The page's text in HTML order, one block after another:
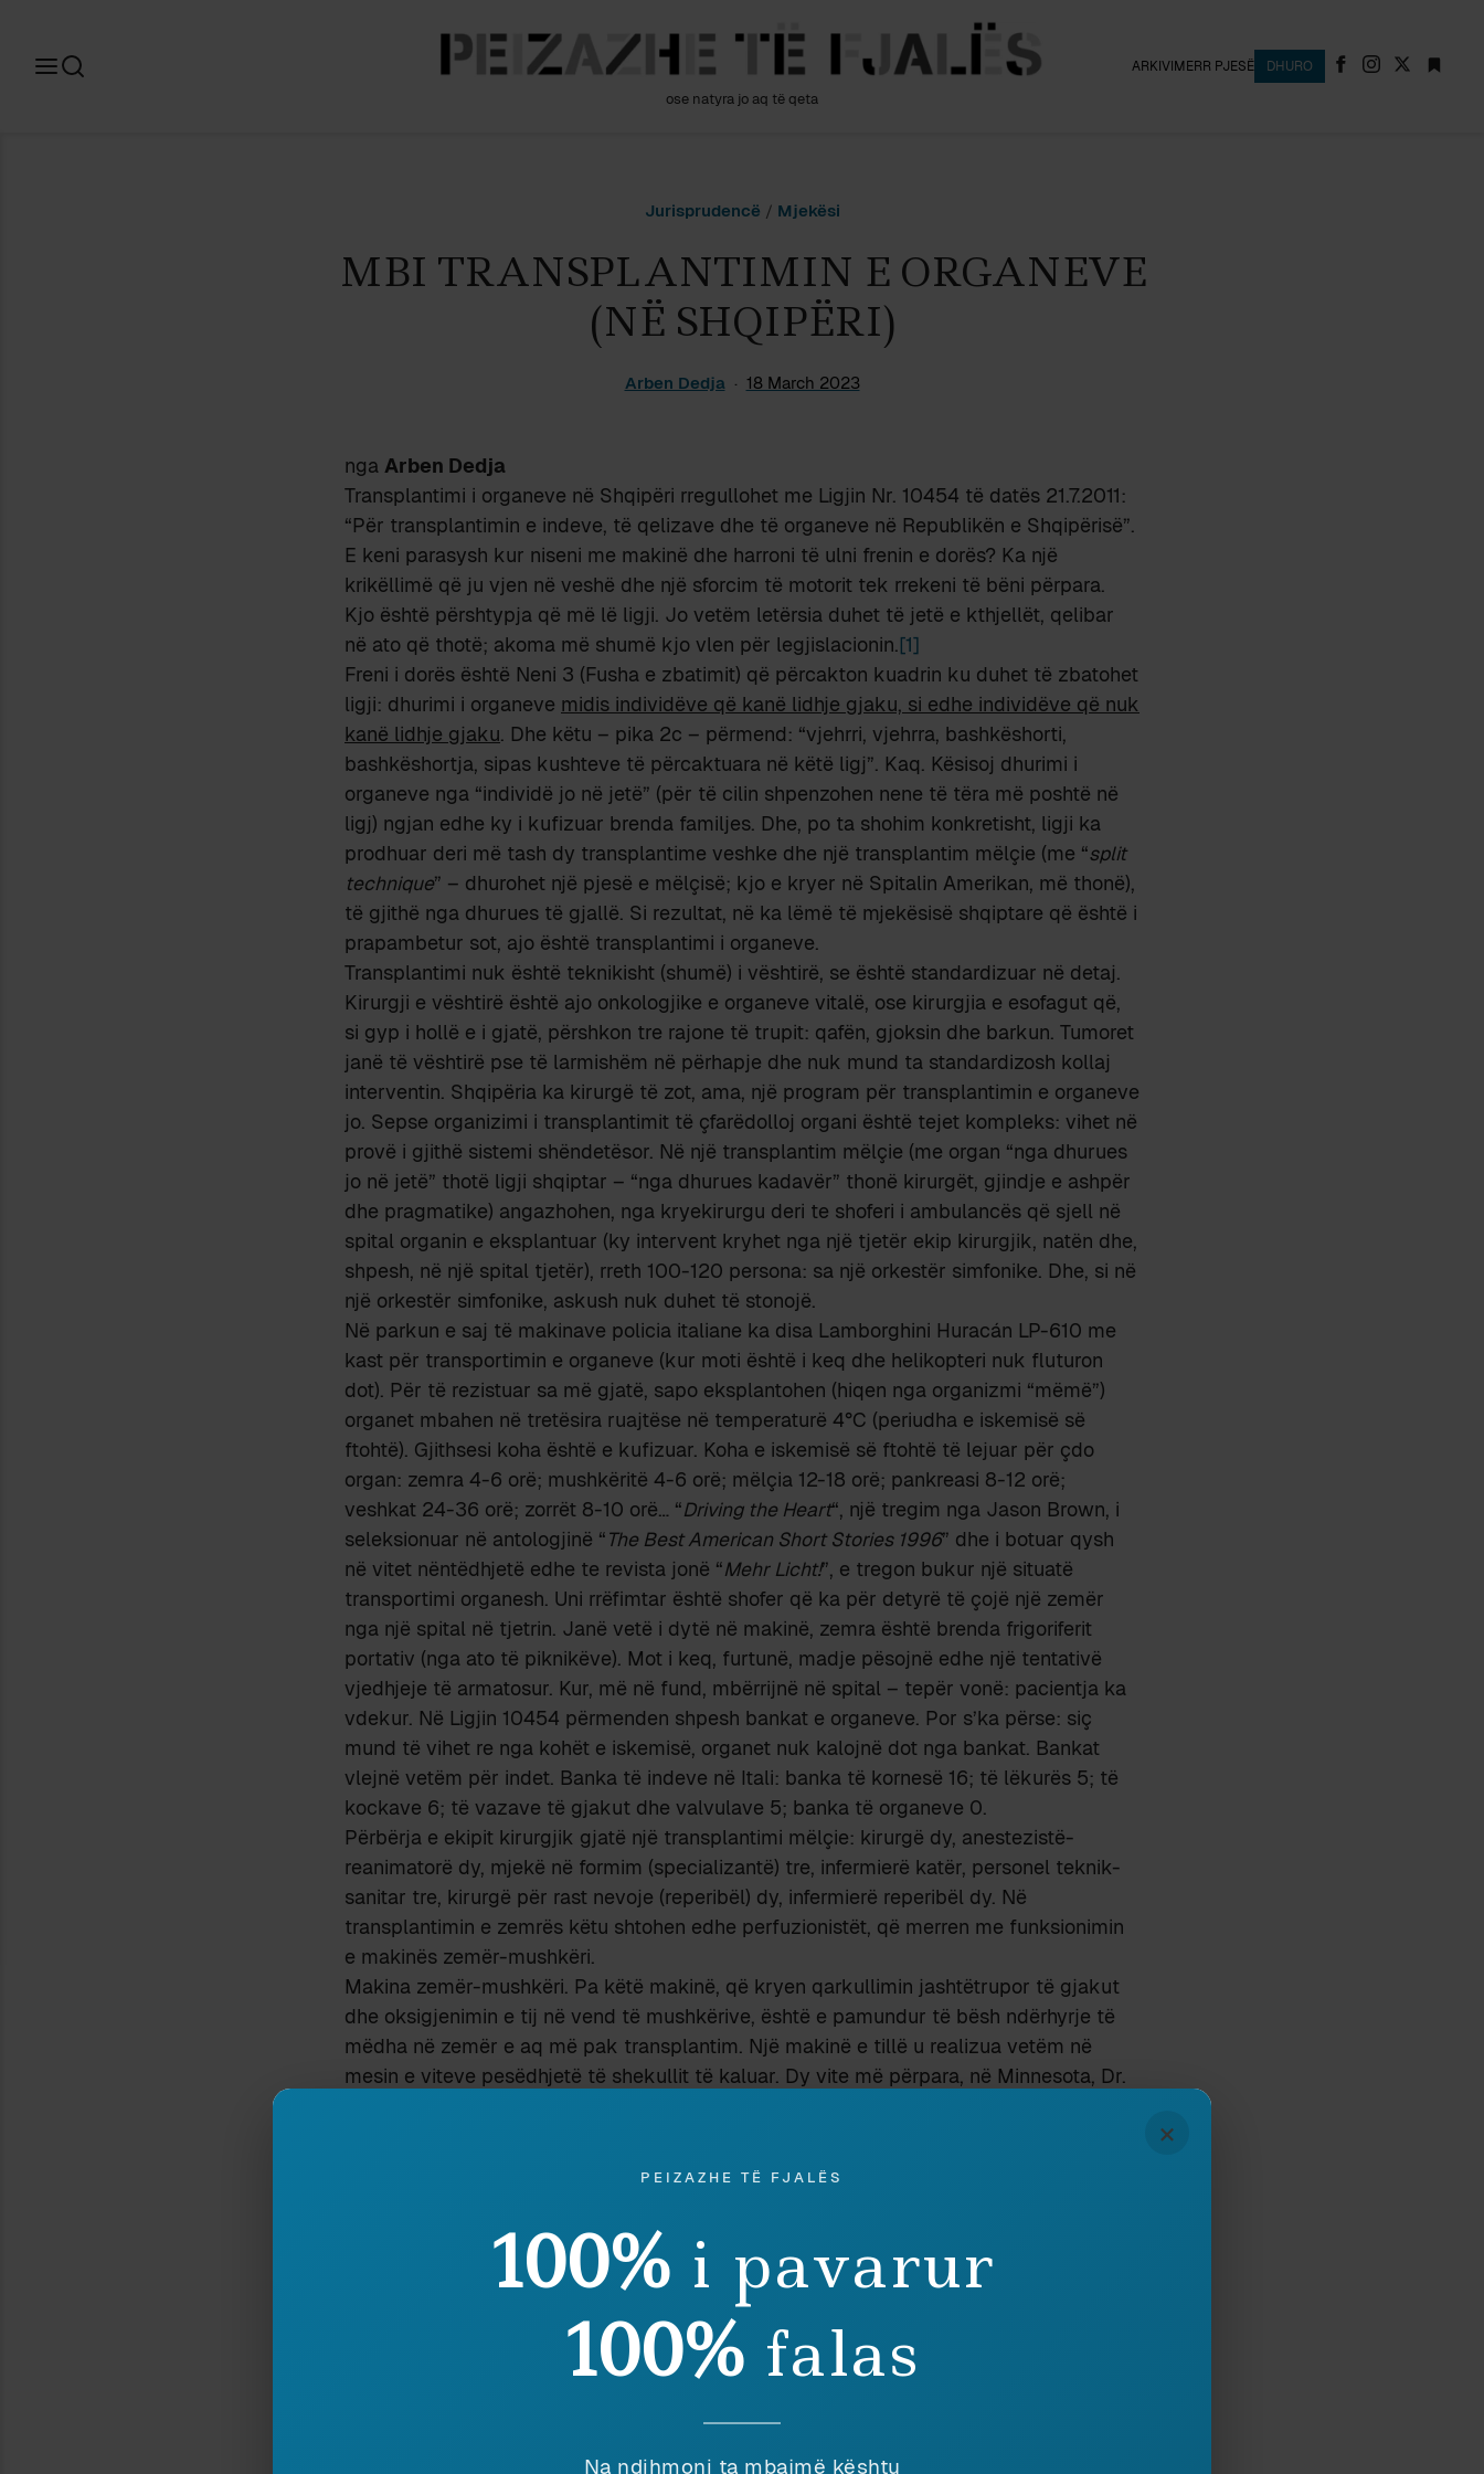
ose natyra jo aq të qeta
ARKIVIMERR PJESË DHURO
Jurisprudencë / Mjekësi
MBI TRANSPLANTIMIN E ORGANEVE
(NË SHQIPËRI)
Arben Dedja 18 March 2023
nga Arben Dedja
Transplantimi i organeve në Shqipëri rregullohet me Ligjin Nr. 10454 të datës 21.7.2011:
“Për transplantimin e indeve, të qelizave dhe të organeve në Republikën e Shqipërisë”.
E keni parasysh kur niseni me makinë dhe harroni të ulni frenin e dorës? Ka një
krikëllimë që ju vjen në veshë dhe një sforcim të motorit tek rrekeni të bëni përpara.
Kjo është përshtypja që më lë ligji. Jo vetëm letërsia duhet të jetë e kthjellët, qelibar
në ato që thotë; akoma më shumë kjo vlen për legjislacionin.[1]
Freni i dorës është Neni 3 (Fusha e zbatimit) që përcakton kuadrin ku duhet të zbatohet
ligji: dhurimi i organeve midis individëve që kanë lidhje gjaku, si edhe individëve që nuk
kanë lidhje gjaku. Dhe këtu – pika 2c – përmend: “vjehrri, vjehrra, bashkëshorti,
bashkëshortja, sipas kushteve të përcaktuara në këtë ligj”. Kaq. Kësisoj dhurimi i
organeve nga “individë jo në jetë” (për të cilin shpenzohen nene të tëra më poshtë në
ligj) ngjan edhe ky i kufizuar brenda familjes. Dhe, po ta shohim konkretisht, ligji ka
prodhuar deri më tash dy transplantime veshke dhe një transplantim mëlçie (me “split
technique” – dhurohet një pjesë e mëlçisë; kjo e kryer në Spitalin Amerikan, më thonë),
të gjithë nga dhurues të gjallë. Si rezultat, në ka lëmë të mjekësisë shqiptare që është i
prapambetur sot, ajo është transplantimi i organeve.
Transplantimi nuk është teknikisht (shumë) i vështirë, se është standardizuar në detaj.
Kirurgji e vështirë është ajo onkologjike e organeve vitalë, ose kirurgjia e esofagut që,
si gyp i hollë e i gjatë, përshkon tre rajone të trupit: qafën, gjoksin dhe barkun. Tumoret
janë të vështirë pse të larmishëm në përhapje dhe nuk mund ta standardizosh kollaj
interventin. Shqipëria ka kirurgë të zot, ama, një program për transplantimin e organeve
jo. Sepse organizimi i transplantimit të çfarëdolloj organi është tejet kompleks: vihet në
provë i gjithë sistemi shëndetësor. Në një transplantim mëlçie (me organ “nga dhurues
jo në jetë” thotë ligji shqiptar – “nga dhurues kadavër” thonë kirurgët, gjindje e ashpër
dhe pragmatike) angazhohen, nga kryekirurgu deri te shoferi i ambulancës që sjell në
spital organin e eksplantuar (ky intervent kryhet nga një tjetër ekip kirurgjik, natën dhe,
shpesh, në një spital tjetër), rreth 100-120 persona: sa një orkestër simfonike. Dhe, si në
një orkestër simfonike, askush nuk duhet të stonojë.
Në parkun e saj të makinave policia italiane ka disa Lamborghini Huracán LP-610 me
kast për transportimin e organeve (kur moti është i keq dhe helikopteri nuk fluturon
dot). Për të rezistuar sa më gjatë, sapo eksplantohen (hiqen nga organizmi “mëmë”)
organet mbahen në tretësira ruajtëse në temperaturë 4°C (periudha e iskemisë së
ftohtë). Gjithsesi koha është e kufizuar. Koha e iskemisë së ftohtë të lejuar për çdo
organ: zemra 4-6 orë; mushkëritë 4-6 orë; mëlçia 12-18 orë; pankreasi 8-12 orë;
veshkat 24-36 orë; zorrët 8-10 orë… “Driving the Heart“, një tregim nga Jason Brown, i
seleksionuar në antologjinë “The Best American Short Stories 1996” dhe i botuar qysh
në vitet nëntëdhjetë edhe te revista jonë “Mehr Licht!”, e tregon bukur një situatë
transportimi organesh. Uni rrëfimtar është shofer që ka për detyrë të çojë një zemër
nga një spital në tjetrin. Janë vetë i dytë në makinë, zemra është brenda frigoriferit
portativ (nga ato të piknikëve). Mot i keq, furtunë, madje pësojnë edhe një tentativë
vjedhjeje të armatosur. Kur, më në fund, mbërrijnë në spital – tepër vonë: pacientja ka
vdekur. Në Ligjin 10454 përmenden shpesh bankat e organeve. Por s’ka përse: siç
mund të vihet re nga kohët e iskemisë, organet nuk kalojnë dot nga bankat. Bankat
vlejnë vetëm për indet. Banka të indeve në Itali: banka të kornesë 16; të lëkurës 5; të
kockave 6; të vazave të gjakut dhe valvulave 5; banka të organeve 0.
Përbërja e ekipit kirurgjik gjatë një transplantimi mëlçie: kirurgë dy, anestezistë-
reanimatorë dy, mjekë në formim (specializantë) tre, infermierë katër, personel teknik-
sanitar tre, kirurgë për rast nevoje (reperibël) dy, infermierë reperibël dy. Në
transplantimin e zemrës këtu shtohen edhe perfuzionistët, që merren me funksionimin
e makinës zemër-mushkëri.
Makina zemër-mushkëri. Pa këtë makinë, që kryen qarkullimin jashtëtrupor të gjakut
dhe oksigjenimin e tij në vend të mushkërive, është e pamundur të bësh ndërhyrje të
mëdha në zemër e aq më pak transplantim. Një makinë e tillë u realizua vetëm në
mesin e viteve pesëdhjetë të shekullit të kaluar. Dy vite më përpara, në Minnesota, Dr.
funksionin e makinës zemër-mushkëri ta kryente… njëri nga prindërit (në varësi të grupit
pak të sfazuara: në nivel të gjoksit të fëmijës vendosej barku i prindit. Si fillim aorta
dhe vena kava e prindit lidheshin me aortën dhe venën pulmonare të fëmijës. Vetëm
pas kësaj fillonte operacioni i vërtetë. Dr. Lillehei operoi kësisoj dyzet e katër fëmijë
dhe, kur herën e dyzet e pestë ndodhi fataliteti, spitali ia ndërpreu programin. Pak muaj
më vonë, në Filadelfia, prototipi i makinës zemër-mushkëri u përdor për herë të parë
me sukses te njeriu. Nga ai çast kardiokirurgjia u shndërrua në një nga disiplinat më të
ç’bëheshin. Kështu ngriti receptorin dhe i telefonoi vetë një për një. Tridhjetë e dy ishin
×
PEIZAZHE TË FJALËS
100% i pavarur
100% falas
Na ndihmoni ta mbajmë kështu